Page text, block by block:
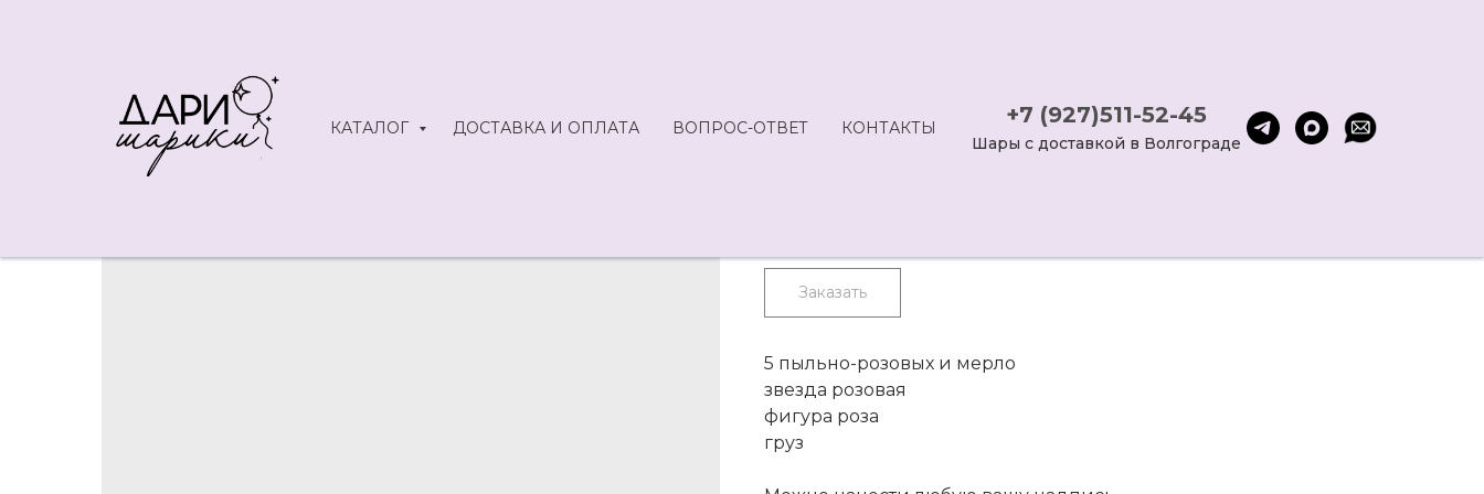
КАТАЛОГ ДОСТАВКА И ОПЛАТА ВОПРОС-ОТВЕТ КОНТАКТЫ +7 (927)511-52-45
Шары с доставкой в Волгограде
Заказать
5 пыльно-розовых и мерло
звезда розовая
фигура роза
груз